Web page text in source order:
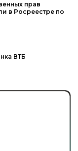
прав
в Росреестре по
ВТБ